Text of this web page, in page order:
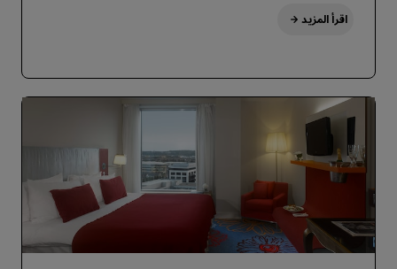
اقرأ المزيد